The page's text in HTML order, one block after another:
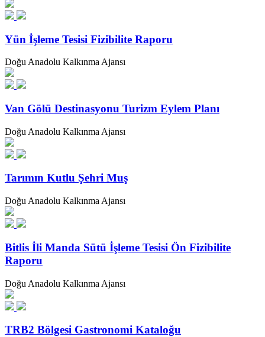
Yün İşleme Tesisi Fizibilite Raporu
Doğu Anadolu Kalkınma Ajansı
Van Gölü Destinasyonu Turizm Eylem Planı
Doğu Anadolu Kalkınma Ajansı
Tarımın Kutlu Şehri Muş
Doğu Anadolu Kalkınma Ajansı
Bitlis İli Manda Sütü İşleme Tesisi Ön Fizibilite
Raporu
Doğu Anadolu Kalkınma Ajansı
TRB2 Bölgesi Gastronomi Kataloğu